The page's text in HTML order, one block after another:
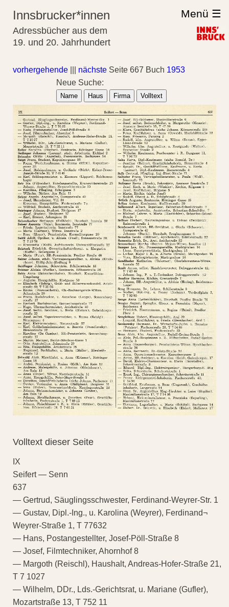
Innsbrucker*innen
Adressbücher aus dem
19. und 20. Jahrhundert
Menü ☰
vorhergehende nächste Seite 667 Buch 1953
Neue Suche:
Name Haus Firma Volltext
Volltext dieser Seite
IX
Seifert — Senn
637
— Gertrud, Säuglingsschwester, Ferdinand-Weyrer-Str. 1
— Gustav, Dipl.-Ing., u. Karolina (Weyrer), Ferdinand¬
Weyrer-Straße 1, T 77632
— Hans, Postangestellter, Josef-Pöll-Straße 8
— Josef, Filmtechniker, Ahornhof 8
— Margoth (Reischl), Haushalt, Andreas-Hofer-Straße 21,
T 7 1027
— Wilhelm, DDr., Lds.-Gerichtsrat, u. Mariane (Gufler),
Mozartstraße 13, T 752 11